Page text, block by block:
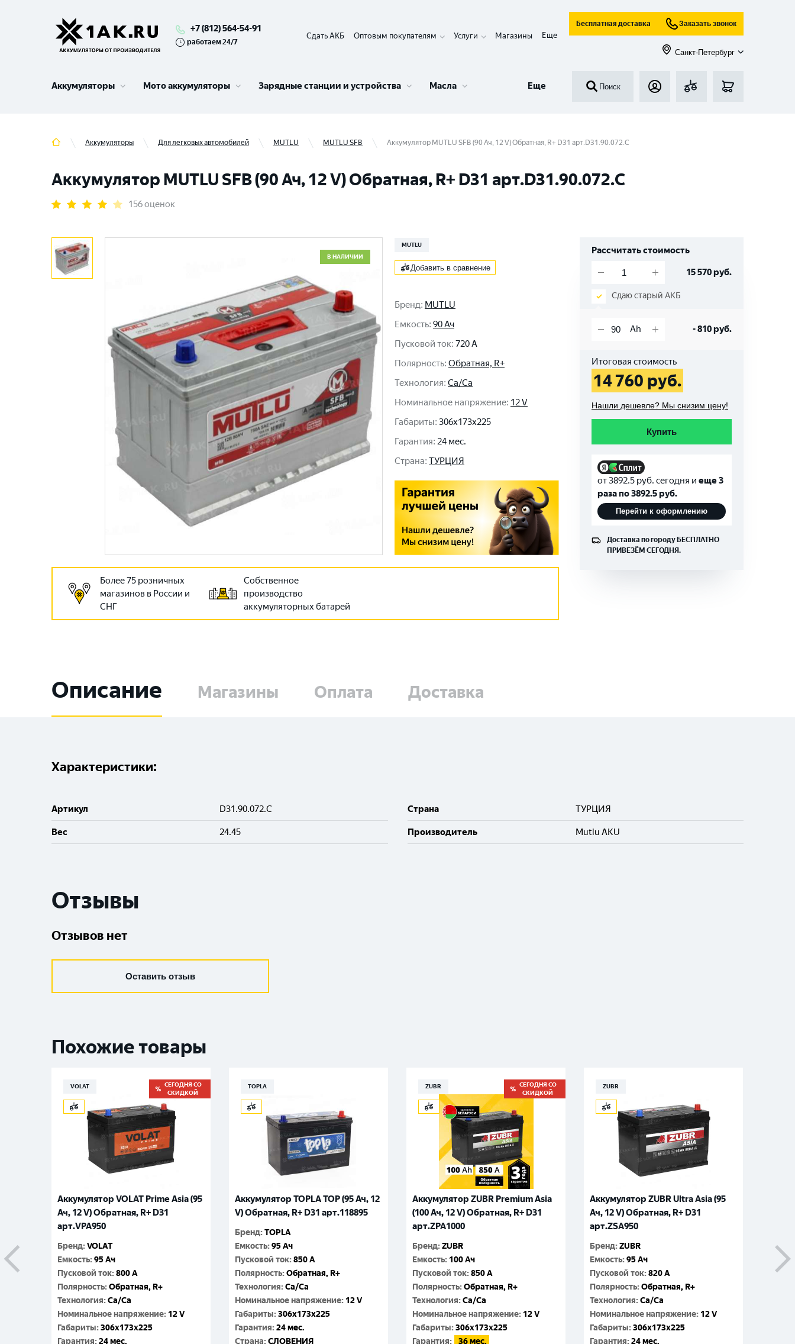
+7 (812) 564-54-91
работаем 24/7
Сдать АКБ Оптовым покупателям Услуги Магазины Еще
Бесплатная доставка Заказать звонок
Санкт-Петербург
Аккумуляторы Мото аккумуляторы Зарядные станции и устройства Масла Еще Поиск
Аккумуляторы Для легковых автомобилей MUTLU MUTLU SFB Аккумулятор MUTLU SFB (90 Ач, 12 V) Обратная, R+ D31 арт.D31.90.072.C
Аккумулятор MUTLU SFB (90 Ач, 12 V) Обратная, R+ D31 арт.D31.90.072.C
156 оценок
В НАЛИЧИИ
MUTLU
Добавить в сравнение
Бренд: MUTLU
Емкость: 90 Ач
Пусковой ток: 720 A
Полярность: Обратная, R+
Технология: Ca/Ca
Номинальное напряжение: 12 V
Габариты: 306x173x225
Гарантия: 24 мес.
Cтрана: ТУРЦИЯ
Рассчитать стоимость
15 570руб.
Сдаю старый АКБ
-810руб.
Итоговая стоимость
14 760 руб.
Нашли дешевле? Мы снизим цену!
Купить
от 3892.5 руб. сегодня и еще 3
раза по3892.5руб.
Перейти к оформлению
Доставка по городуБЕСПЛАТНО
ПРИВЕЗЁМ СЕГОДНЯ.
Более 75 розничных
магазинов в России и
СНГ
Собственное
производство
аккумуляторных батарей
Описание Магазины Оплата Доставка
Характеристики:
Артикул D31.90.072.C
Вес 24.45
Cтрана ТУРЦИЯ
Производитель Mutlu AKU
Отзывы
Отзывов нет
Оставить отзыв
Похожие товары
VOLAT
СЕГОДНЯ СО
СКИДКОЙ
Аккумулятор VOLAT Prime Asia (95
Ач, 12 V) Обратная, R+ D31
арт.VPA950
Бренд:VOLAT
Емкость:95 Ач
Пусковой ток:800 A
Полярность:Обратная, R+
Технология:Ca/Ca
Номинальное напряжение: 12 V
Габариты:306x173x225
Гарантия:24 мес.
TOPLA
Аккумулятор TOPLA TOP (95 Ач, 12
V) Обратная, R+ D31 арт.118895
Бренд:TOPLA
Емкость:95 Ач
Пусковой ток:850 A
Полярность:Обратная, R+
Технология:Ca/Ca
Номинальное напряжение: 12 V
Габариты:306x173x225
Гарантия:24 мес.
Cтрана:СЛОВЕНИЯ
ZUBR
СЕГОДНЯ СО
СКИДКОЙ
Аккумулятор ZUBR Premium Asia
(100 Ач, 12 V) Обратная, R+ D31
арт.ZPA1000
Бренд:ZUBR
Емкость: 100 Ач
Пусковой ток:850 A
Полярность:Обратная, R+
Технология:Ca/Ca
Номинальное напряжение: 12 V
Габариты:306x173x225
Гарантия:
36 мес.
ZUBR
Аккумулятор ZUBR Ultra Asia (95
Ач, 12 V) Обратная, R+ D31
арт.ZSA950
Бренд:ZUBR
Емкость:95 Ач
Пусковой ток:820 A
Полярность:Обратная, R+
Технология:Ca/Ca
Номинальное напряжение: 12 V
Габариты:306x173x225
Гарантия:24 мес.
Бренд